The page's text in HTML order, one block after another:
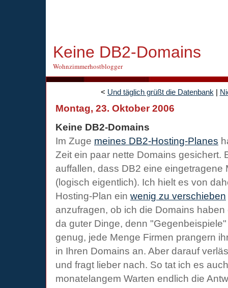
Keine DB2-Domains
Wohnzimmerhostblogger
< Und täglich grüßt die Datenbank |
Montag, 23. Oktober 2006
Keine DB2-Domains
Im Zuge meines DB2-Hosting-Planes
Zeit ein paar nette Domains gesichert.
auffallen, dass DB2 eine eingetragene
(logisch eigentlich). Ich hielt es von
Hosting-Plan ein wenig zu verschieben
anzufragen, ob ich die Domains
da guter Dinge, denn
genug, jede Menge Firmen prangern
in Ihren Domains an. Aber darauf
und fragt lieber nach. So tat ich es
monatelangem Warten endlich die